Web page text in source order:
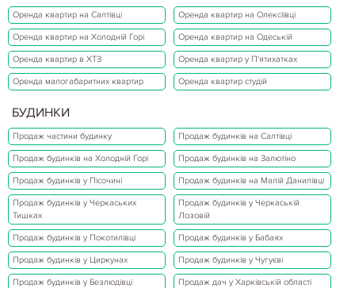
Оренда квартир на Салтівці Оренда квартир на Олексіївці
Оренда квартир на Холодній Горі Оренда квартир на Одеській
Оренда квартир в ХТЗ Оренда квартир у П'ятихатках
Оренда малогабаритних квартир Оренда квартир студій
БУДИНКИ
Продаж частини будинку Продаж будинків на Салтівці
Продаж будинків на Холодній Горі Продаж будинків на Залютіно
Продаж будинків у Пісочині Продаж будинків на Малій Данилівці
Продаж будинків у Черкаських
Тишках
Продаж будинків у Черкаській
Лозовій
Продаж будинків у Покотилівці Продаж будинків у Бабаях
Продаж будинків у Циркунах Продаж будинків у Чугуєві
Продаж будинків у Безлюдівці Продаж дач у Харківській області